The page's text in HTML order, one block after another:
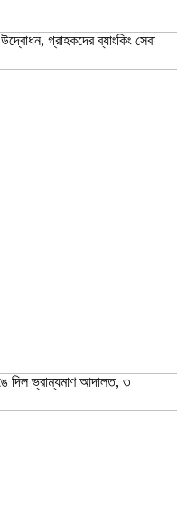
গ্রাহকদের ব্যাংকিং সেবা
দিল ভ্রাম্যমাণ আদালত, ৩